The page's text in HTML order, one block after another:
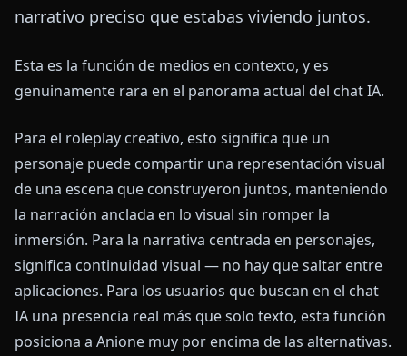
narrativo preciso que estabas viviendo juntos.
Esta es la función de medios en contexto, y es
genuinamente rara en el panorama actual del chat IA.
Para el roleplay creativo, esto significa que un
personaje puede compartir una representación visual
de una escena que construyeron juntos, manteniendo
la narración anclada en lo visual sin romper la
inmersión. Para la narrativa centrada en personajes,
significa continuidad visual — no hay que saltar entre
aplicaciones. Para los usuarios que buscan en el chat
IA una presencia real más que solo texto, esta función
posiciona a Anione muy por encima de las alternativas.